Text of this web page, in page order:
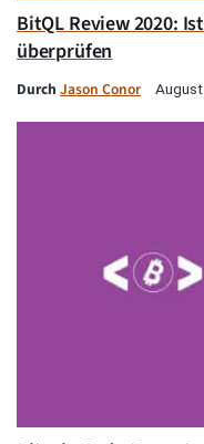
BitQL Review 2020:
überprüfen
Durch Jason Conor